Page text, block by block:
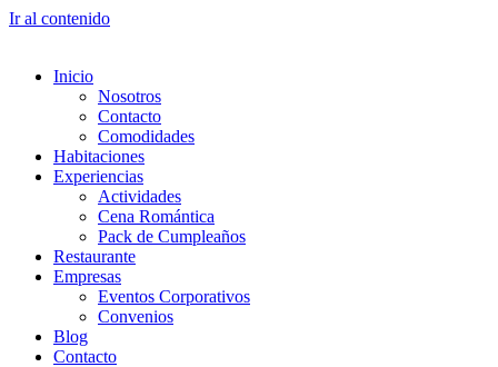
Ir al contenido
Inicio
Nosotros
Contacto
Comodidades
Habitaciones
Experiencias
Actividades
Cena Romántica
Pack de Cumpleaños
Restaurante
Empresas
Eventos Corporativos
Convenios
Blog
Contacto